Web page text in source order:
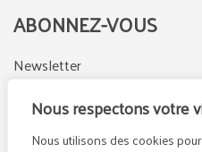
Nous respectons votre
Nous utilisons des cookies
ABONNEZ-VOUS
Newsletter